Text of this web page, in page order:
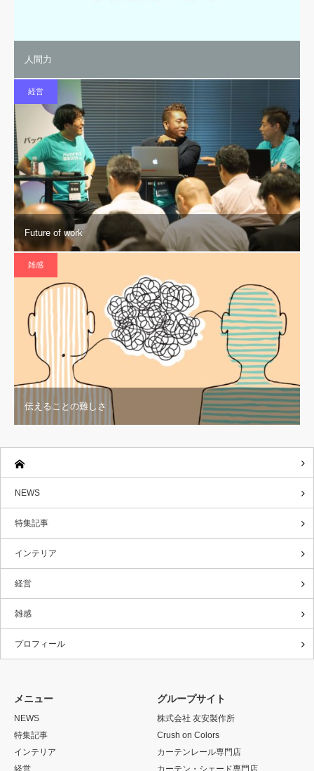
人間力
経営
Future of work
雑感
伝えることの難しさ
NEWS
特集記事
インテリア
経営
雑感
プロフィール
メニュー
NEWS
特集記事
インテリア
経営
グループサイト
株式会社 友安製作所
Crush on Colors
カーテンレール専門店
カーテン・シェード専門店